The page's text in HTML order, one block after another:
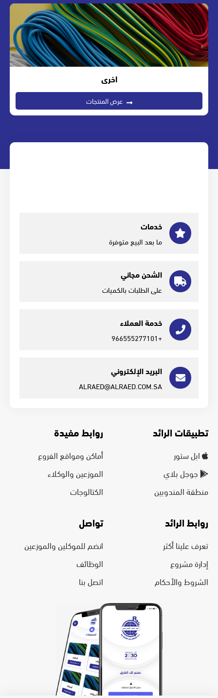
اخرى
عرض المنتجات
خدمات
ما بعد البيع متوفرة
الشحن مجاني
على الطلبات بالكميات
خدمة العملاء
+966555277101
البريد الإلكتروني
ALRAED@ALRAED.COM.SA
تطبيقات الرائد
ابل ستور
جوجل بلاي
منطقة المندوبين
روابط مفيدة
أماكن ومواقع الفروع
الموزعين والوكلاء
الكتالوجات
روابط الرائد
تعرف علينا أكثر
إدارة مشروع
الشروط والأحكام
تواصل
انضم للموكلين والموزعين
الوظائف
اتصل بنا